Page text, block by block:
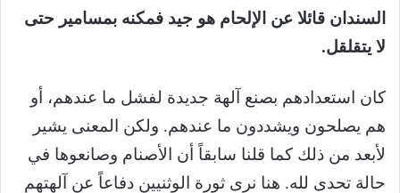
السندان قائلا عن الإلحام هو جيد فمكنه بمسامير حتى
لا يتقلقل.
كان استعدادهم بصنع آلهة جديدة لفشل ما عندهم، أو
هم يصلحون ويشددون ما عندهم. ولكن المعنى يشير
لأبعد من ذلك كما قلنا سابقاً أن الأصنام وصانعوها في
حالة تحدى لله. هنا نرى ثورة الوثنيين دفاعاً عن آلهتهم